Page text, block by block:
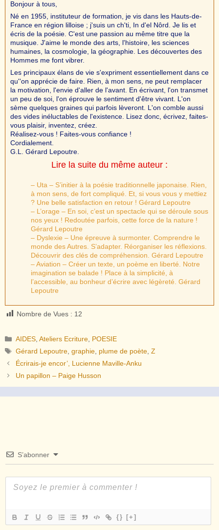
Bonjour à tous,
Né en 1955, instituteur de formation, je vis dans les Hauts-de-
France en région lilloise ; j'suis un ch'ti, In d'el Nôrd. Je lis et
écris de la poésie. C'est une passion au même titre que la
musique. J'aime le monde des arts, l'histoire, les sciences
humaines, la cosmologie, la géographie. Les découvertes des
Hommes me font vibrer.
Les principaux élans de vie s'expriment essentiellement dans ce
qu''on apprécie de faire. Rien, à mon sens, ne peut remplacer
la motivation, l'envie d'aller de l'avant. En écrivant, l'on transmet
un peu de soi, l'on éprouve le sentiment d'être vivant. L'on
sème quelques graines qui parfois lèveront. L'on comble aussi
des vides inéluctables de l'existence. Lisez donc, écrivez, faites-
vous plaisir, inventez, créez.
Réalisez-vous ! Faites-vous confiance !
Cordialement.
G.L. Gérard Lepoutre.
Lire la suite du même auteur :
– Uta – S’initier à la poésie traditionnelle japonaise. Rien,
à mon sens, de fort compliqué. Et, si vous vous y mettiez
? Une belle satisfaction en retour ! Gérard Lepoutre
– L’orage – En soi, c’est un spectacle qui se déroule sous
nos yeux ! Redoutée parfois, cette force de la nature !
Gérard Lepoutre
– Dyslexie – Une épreuve à surmonter. Comprendre le
monde des Autres. S’adapter. Réorganiser les réflexions.
Découvrir des clés de compréhension. Gérard Lepoutre
– Aviation – Créer un texte, un poème en liberté. Notre
imagination se balade ! Place à la simplicité, à
l’accessible, au bonheur d’écrire avec légèreté. Gérard
Lepoutre
Nombre de Vues : 12
Catégories
AIDES ,Ateliers Ecriture POESIE
Étiquettes
Gérard Lepoutre ,graphie plume de poète ,Z
Écrirais-je encor’, Lucienne Maville-Anku
Un papillon – Paige Husson
S’abonner
{} [+]